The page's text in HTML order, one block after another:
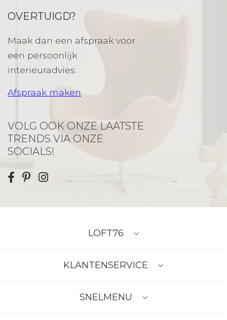
OVERTUIGD?
Maak dan een afspraak voor
een persoonlijk
interieuradvies.
Afspraak maken
VOLG OOK ONZE LAATSTE
TRENDS VIA ONZE
SOCIALS!
LOFT76
KLANTENSERVICE
SNELMENU